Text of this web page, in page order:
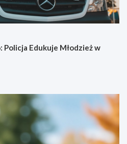
Edukuje Młodzież w